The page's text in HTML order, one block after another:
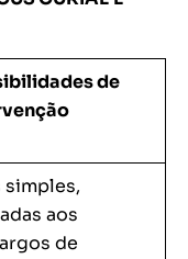
de
simples,
aos
de